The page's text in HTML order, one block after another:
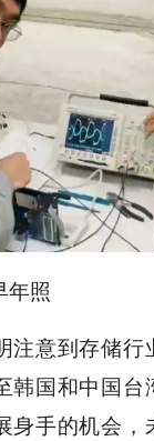
年照
注意到存储行
韩国和中国台
身手的机会，